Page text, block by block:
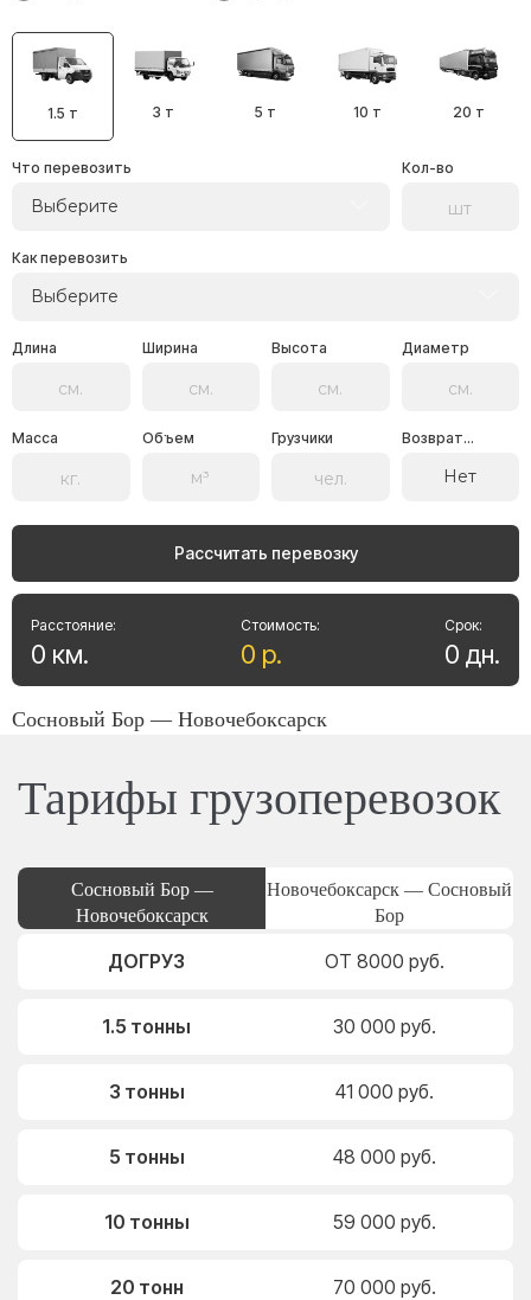
1.5 т 3 т 5 т 10 т 20 т
Что перевозить
Выберите
Кол-во
Как перевозить
Выберите
Длина Ширина Высота Диаметр
Масса Объем Грузчики Возврат...
Нет
Рассчитать перевозку
Стоимость:
0 р.
Расстояние:
0 км.
Срок:
0 дн.
Сосновый Бор — Новочебоксарск
Тарифы грузоперевозок
Сосновый Бор —
Новочебоксарск
Новочебоксарск — Сосновый
Бор
ДОГРУЗ ОТ 8000 руб.
1.5 тонны 30 000 руб.
3 тонны 41 000 руб.
5 тонны 48 000 руб.
10 тонны 59 000 руб.
20 тонн 70 000 руб.